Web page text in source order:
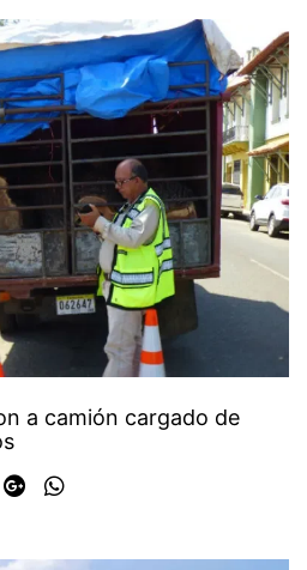
a camión cargado de